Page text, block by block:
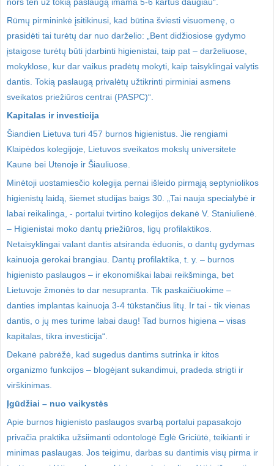
Rūmų pirmininkė įsitikinusi, kad būtina šviesti visuomenę, o
prasidėti tai turėtų dar nuo darželio: „Bent didžiosiose gydymo
įstaigose turėtų būti įdarbinti higienistai, taip pat – darželiuose,
mokyklose, kur dar vaikus pradėtų mokyti, kaip taisyklingai valytis
dantis. Tokią paslaugą privalėtų užtikrinti pirminiai asmens
sveikatos priežiūros centrai (PASPC)“.
Kapitalas ir investicija
Šiandien Lietuva turi 457 burnos higienistus. Jie rengiami
Klaipėdos kolegijoje, Lietuvos sveikatos mokslų universitete
Kaune bei Utenoje ir Šiauliuose.
Minėtoji uostamiesčio kolegija pernai išleido pirmąją septyniolikos
higienistų laidą, šiemet studijas baigs 30. „Tai nauja specialybė ir
labai reikalinga, - portalui tvirtino kolegijos dekanė V. Staniulienė.
– Higienistai moko dantų priežiūros, ligų profilaktikos.
Netaisyklingai valant dantis atsiranda ėduonis, o dantų gydymas
kainuoja gerokai brangiau. Dantų profilaktika, t. y. – burnos
higienisto paslaugos – ir ekonomiškai labai reikšminga, bet
Lietuvoje žmonės to dar nesupranta. Tik paskaičiuokime –
danties implantas kainuoja 3-4 tūkstančius litų. Ir tai - tik vienas
dantis, o jų mes turime labai daug! Tad burnos higiena – visas
kapitalas, tikra investicija“.
Dekanė pabrėžė, kad sugedus dantims sutrinka ir kitos
organizmo funkcijos – blogėjant sukandimui, pradeda strigti ir
virškinimas.
Įgūdžiai – nuo vaikystės
Apie burnos higienisto paslaugos svarbą portalui papasakojo
privačia praktika užsiimanti odontologė Eglė Griciūtė, teikianti ir
minimas paslaugas. Jos teigimu, darbas su dantimis visų pirma ir